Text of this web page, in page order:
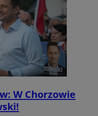
W Chorzowie